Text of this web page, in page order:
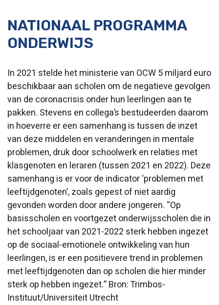
NATIONAAL PROGRAMMA
ONDERWIJS
In 2021 stelde het ministerie van OCW 5 miljard euro
beschikbaar aan scholen om de negatieve gevolgen
van de coronacrisis onder hun leerlingen aan te
pakken. Stevens en collega’s bestudeerden daarom
in hoeverre er een samenhang is tussen de inzet
van deze middelen en veranderingen in mentale
problemen, druk door schoolwerk en relaties met
klasgenoten en leraren (tussen 2021 en 2022). Deze
samenhang is er voor de indicator ‘problemen met
leeftijdgenoten’, zoals gepest of niet aardig
gevonden worden door andere jongeren. “Op
basisscholen en voortgezet onderwijsscholen die in
het schooljaar van 2021-2022 sterk hebben ingezet
op de sociaal-emotionele ontwikkeling van hun
leerlingen, is er een positievere trend in problemen
met leeftijdgenoten dan op scholen die hier minder
sterk op hebben ingezet.” Bron: Trimbos-
Instituut/Universiteit Utrecht